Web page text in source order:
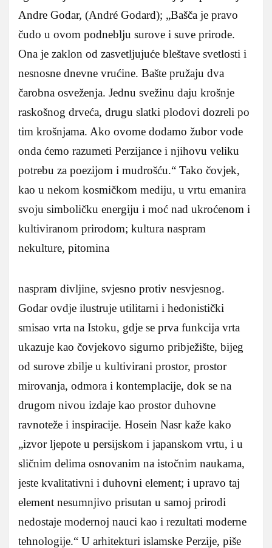
Andre Godar, (André Godard); „Bašča je pravo
čudo u ovom podneblju surove i suve prirode.
Ona je zaklon od zasvetljujuće bleštave svetlosti i
nesnosne dnevne vrućine. Bašte pružaju dva
čarobna osveženja. Jednu svežinu daju krošnje
raskošnog drveća, drugu slatki plodovi dozreli po
tim krošnjama. Ako ovome dodamo žubor vode
onda ćemo razumeti Perzijance i njihovu veliku
potrebu za poezijom i mudrošću.“ Tako čovjek,
kao u nekom kosmičkom mediju, u vrtu emanira
svoju simboličku energiju i moć nad ukroćenom i
kultiviranom prirodom; kultura naspram
nekulture, pitomina
naspram divljine, svjesno protiv nesvjesnog.
Godar ovdje ilustruje utilitarni i hedonistički
smisao vrta na Istoku, gdje se prva funkcija vrta
ukazuje kao čovjekovo sigurno pribježište, bijeg
od surove zbilje u kultivirani prostor, prostor
mirovanja, odmora i kontemplacije, dok se na
drugom nivou izdaje kao prostor duhovne
ravnoteže i inspiracije. Hosein Nasr kaže kako
„izvor ljepote u persijskom i japanskom vrtu, i u
sličnim delima osnovanim na istočnim naukama,
jeste kvalitativni i duhovni element; i upravo taj
element nesumnjivo prisutan u samoj prirodi
nedostaje modernoj nauci kao i rezultati moderne
tehnologije.“ U arhitekturi islamske Perzije, piše